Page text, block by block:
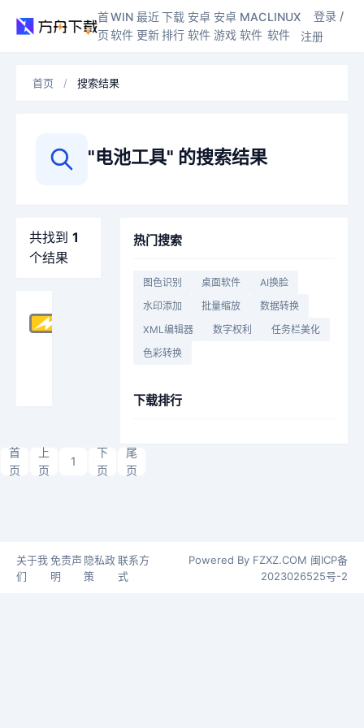
首
页
WIN
软件
最近
更新
下载
排行
安卓
软件
安卓
游戏
MAC
软件
LINUX
软件
登录 /
注册
首页 / 搜索结果
"电池工具" 的搜索结果
共找到 1
个结果
Battery Mode 4.3.2.206 中文免费版
Battery Mode 是一款免费的 Windows 系统托盘电池指示器增强工
首
页
上
页
1
下
页
尾
页
热门搜索
图色识别 桌面软件
AI换脸
水印添加
批量缩放
数据转换
XML编辑器
数字权利
任务栏美化
色彩转换
下载排行
关于我
们
免责声
明
隐私政
策
联系方
式
Powered By FZXZ.COM 闽ICP备
2023026525号-2